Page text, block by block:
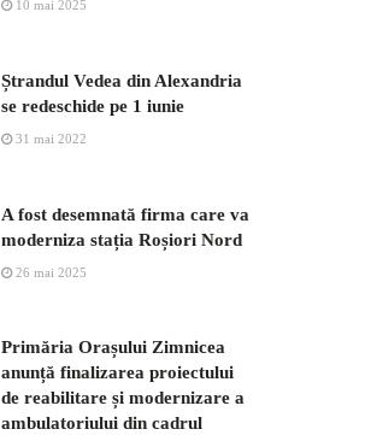
10 mai 2025
Ștrandul Vedea din Alexandria
se redeschide pe 1 iunie
31 mai 2022
A fost desemnată firma care va
moderniza stația Roșiori Nord
26 mai 2025
Primăria Orașului Zimnicea
anunță finalizarea proiectului
de reabilitare și modernizare a
ambulatoriului din cadrul